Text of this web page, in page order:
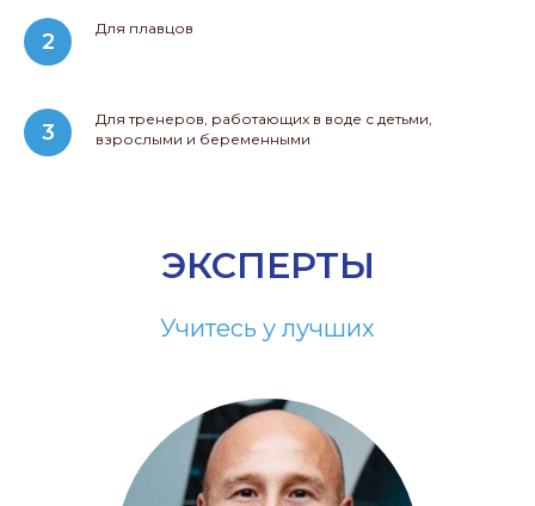
Для плавцов
Для тренеров, работающих в воде с детьми,
взрослыми и беременными
ЭКСПЕРТЫ
Учитесь у лучших